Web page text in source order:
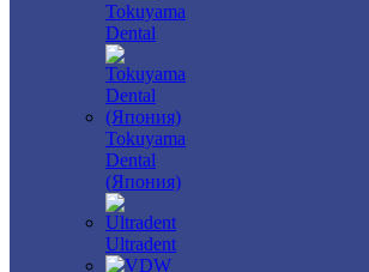
Tokuyama
Dental
Tokuyama
Dental
(Япония)
Ultradent